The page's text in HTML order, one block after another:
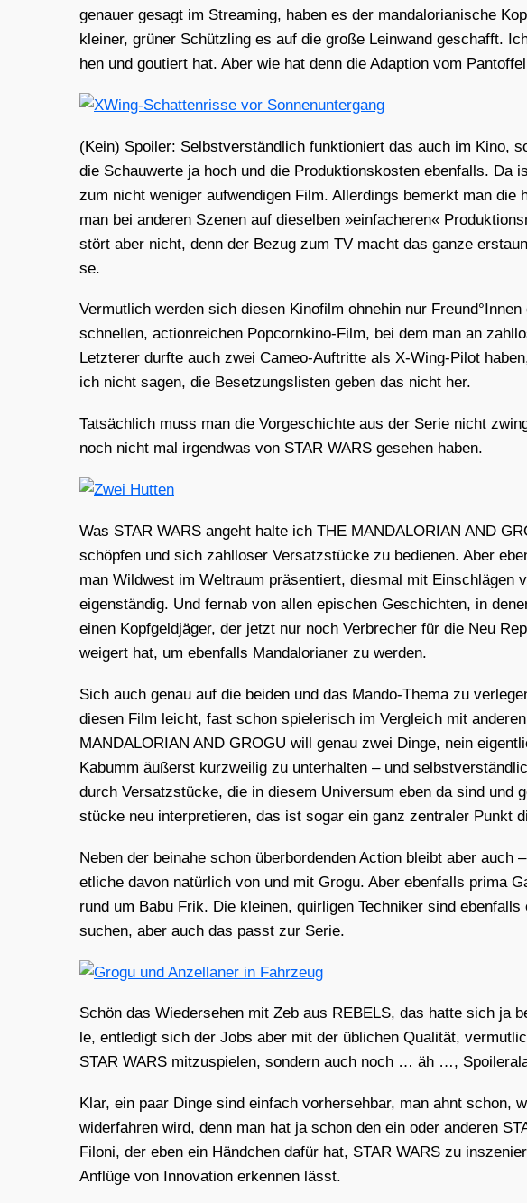
genau­er gesagt im Strea­ming, haben es der man­dalo­ria­ni­sche
klei­ner, grü­ner Schütz­ling es auf die gro­ße Lein­wand geschafft.
hen und gou­tiert hat. Aber wie hat denn die Adap­ti­on vom
(Kein) Spoi­ler: Selbst­ver­ständ­lich funk­tio­niert das auch im Kino,
die Schau­wer­te ja hoch und die Pro­duk­ti­ons­kos­ten eben­falls.
zum nicht weni­ger auf­wen­di­gen Film. Aller­dings bemerkt man
man bei ande­ren Sze­nen auf die­sel­ben »ein­fa­che­ren«
stört aber nicht, denn der Bezug zum TV macht das gan­ze
se.
Ver­mut­lich wer­den sich die­sen Kino­film ohne­hin nur
schnel­len, action­rei­chen Pop­corn­ki­no-Film, bei dem man an
Letz­te­rer durf­te auch zwei Cameo-Auf­trit­te als X‑Wing-Pilot
ich nicht sagen, die Beset­zungs­lis­ten geben das nicht her.
Tat­säch­lich muss man die Vor­ge­schich­te aus der Serie nicht
noch nicht mal irgend­was von STAR WARS gese­hen haben.
Was STAR WARS angeht hal­te ich THE MANDALORIAN AND
schöp­fen und sich zahl­lo­ser Ver­satz­stü­cke zu bedie­nen. Aber
man Wild­west im Welt­raum prä­sen­tiert, dies­mal mit Ein­schlä­gen
eigen­stän­dig. Und fern­ab von allen epi­schen Geschich­ten, in
einen Kopf­geld­jä­ger, der jetzt nur noch Ver­bre­cher für die Neu
wei­gert hat, um eben­falls Man­dalo­ria­ner zu wer­den.
Sich auch genau auf die bei­den und das Man­do-The­ma zu
die­sen Film leicht, fast schon spie­le­risch im Ver­gleich mit
MANDALORIAN AND GROGU will genau zwei Din­ge, nein
Kabumm äußerst kurz­wei­lig zu unter­hal­ten – und
durch Ver­satz­stü­cke, die in die­sem Uni­ver­sum eben da sind
stü­cke neu inter­pre­tie­ren, das ist sogar ein ganz zen­tra­ler Punkt
Neben der bei­na­he schon über­bor­den­den Action bleibt aber
etli­che davon natür­lich von und mit Gro­gu. Aber eben­falls pri­ma
rund um Babu Frik. Die klei­nen, quir­li­gen Tech­ni­ker sind
suchen, aber auch das passt zur Serie.
Schön das Wie­der­se­hen mit Zeb aus REBELS, das hat­te sich ja
le, ent­le­digt sich der Jobs aber mit der übli­chen Qua­li­tät,
STAR WARS mit­zu­spie­len, son­dern auch noch … äh …,
Klar, ein paar Din­ge sind ein­fach vor­her­seh­bar, man ahnt schon,
wider­fah­ren wird, denn man hat ja schon den ein oder ande­ren
Filoni, der eben ein Händ­chen dafür hat, STAR WARS zu
Anflü­ge von Inno­va­ti­on erken­nen lässt.